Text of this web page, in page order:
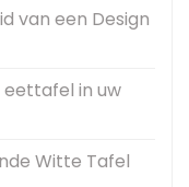
van een Design
in uw
Witte Tafel